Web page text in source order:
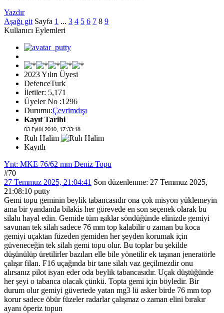
Yazdır
Aşağı git Sayfa 1 ... 3 4 5 6 7 8 9
Kullanıcı Eylemleri
2023 Yılın Üyesi
DefenceTurk
İletiler: 5,171
Üyeler No :1296
Durumu:Çevrimdışı
Kayıt Tarihi
03 Eylül 2010, 17:33:18
Ruh Halim
Kayıtlı
Ynt: MKE 76/62 mm Deniz Topu
#70
27 Temmuz 2025, 21:04:41 Son düzenlenme: 27 Temmuz 2025,
21:08:10 putty
Gemi topu geminin beylik tabancasıdır ona çok misyon yüklemeyin
ama bir yandanda bilakis her görevede en son seçenek olarak bu
silahı hayal edin. Gemide tüm ışıklar söndüğünde elinizde gemiyi
savunan tek silah sadece 76 mm top kalabilir o zaman bu koca
gemiyi uçaktan füzeden gemiden her şeyden korumak için
güveneceğin tek silah gemi topu olur. Bu toplar bu şekilde
düşünülüp üretilirler bazıları elle bile yönetilir ek taşınan jeneratörle
çalışır filan. F16 uçağında bir tane silah vaz geçilmezdir onu
alırsanız pilot isyan eder oda beylik tabancasıdır. Uçak düştüğünde
her şeyi o tabanca olacak çünkü. Topta gemi için böyledir. Bir
durum olur gemiyi güvertede yatan mg3 lü asker birde 76 mm top
korur sadece öbür füzeler radarlar çalışmaz o zaman elini bırakır
ayanı öperiz topun